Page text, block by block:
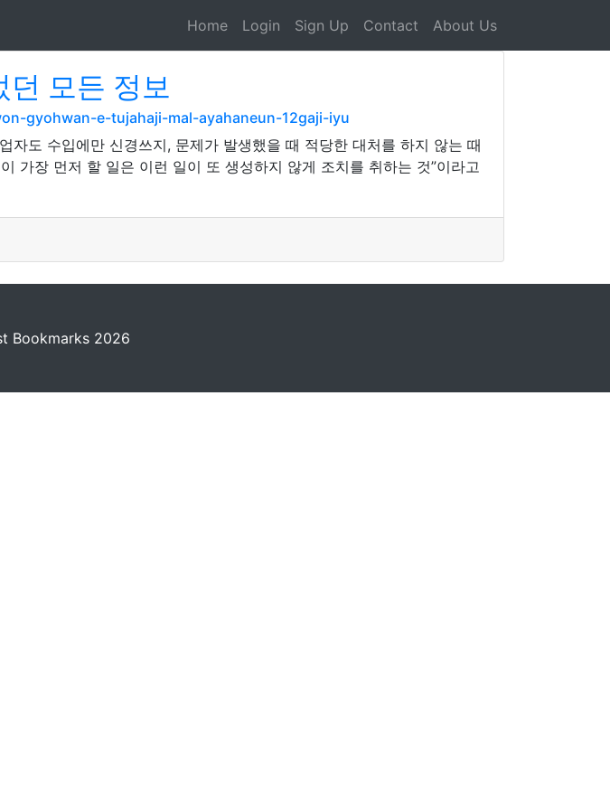
Home Login Sign Up Contact About Us
던 모든 정보
gyohwan-e-tujahaji-mal-ayahaneun-12gaji-iyu
도 수입에만 신경쓰지, 문제가 발생했을 때 적당한 대처를 하지 않는 때
가장 먼저 할 일은 이런 일이 또 생성하지 않게 조치를 취하는 것”이라고
Bookmarks 2026